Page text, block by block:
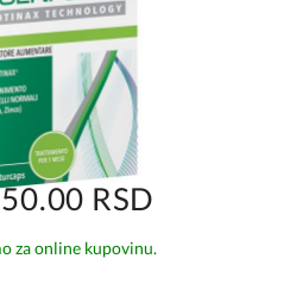
RSD
za online kupovinu.